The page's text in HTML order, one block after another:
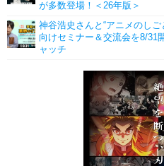
が多数登場！＜26年版＞
神谷浩史さんと“アニメのし
向けセミナー＆交流会を8/31
ャッチ